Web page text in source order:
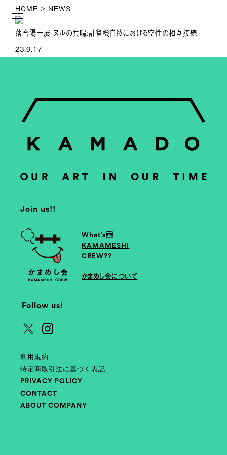
HOME > NEWS
落合陽一展 ヌルの共鳴:計算機自然における空性の相互接続
23.9.17
Join us!!
What’s
KAMAMESHI
CREW??
かまめし会について
Follow us!
利用規約
特定商取引法に基づく表記
PRIVACY POLICY
CONTACT
ABOUT COMPANY